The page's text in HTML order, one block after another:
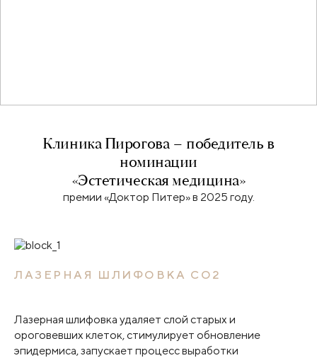
Клиника Пирогова – победитель в
номинации
«Эстетическая медицина»
премии «Доктор Питер» в 2025 году.
ЛАЗЕРНАЯ ШЛИФОВКА СО2
Лазерная шлифовка удаляет слой старых и
ороговевших клеток, стимулирует обновление
эпидермиса, запускает процесс выработки